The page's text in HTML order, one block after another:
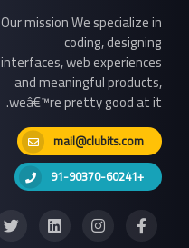
Our mission We specialize in
coding, designing
interfaces, web experiences
and meaningful products,
weâ€™re pretty good at it.
mail@clubits.com
+91-90370-60241